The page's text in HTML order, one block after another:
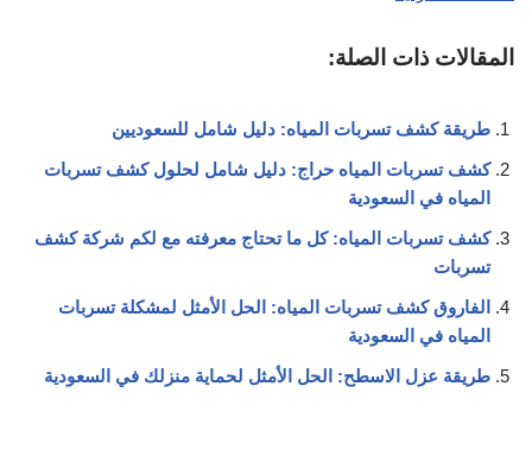
المقالات ذات الصلة:
طريقة كشف تسربات المياه: دليل شامل للسعوديين
كشف تسربات المياه حراج: دليل شامل لحلول كشف تسربات
المياه في السعودية
كشف تسربات المياه: كل ما تحتاج معرفته مع لكم شركة كشف
تسربات
الفاروق كشف تسربات المياه: الحل الأمثل لمشكلة تسربات
المياه في السعودية
طريقة عزل الاسطح: الحل الأمثل لحماية منزلك في السعودية